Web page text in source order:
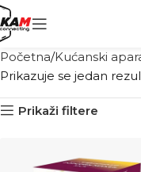
Početna Kućanski
Prikazuje se jedan
Prikaži filtere